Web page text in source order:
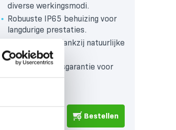
diverse werkingsmodi.
Robuuste IP65 behuizing voor
langdurige prestaties.
Stille werking dankzij natuurlijke
koeling.
10 jaar fabrieksgarantie voor
gemoedsrust.
€2.057,00
Bestellen